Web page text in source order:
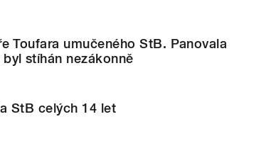
Toufara umučeného StB. Panovala
stíhán nezákonně
StB celých 14 let